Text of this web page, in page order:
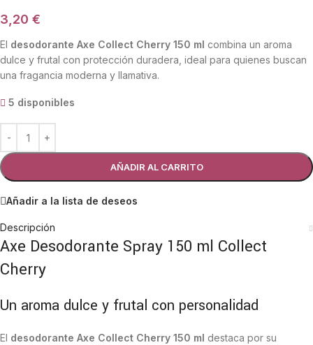
3,20 €
El desodorante Axe Collect Cherry 150 ml combina un aroma
dulce y frutal con protección duradera, ideal para quienes buscan
una fragancia moderna y llamativa.
5 disponibles
AÑADIR AL CARRITO
Añadir a la lista de deseos
Descripción
Axe Desodorante Spray 150 ml Collect
Cherry
Un aroma dulce y frutal con personalidad
El desodorante Axe Collect Cherry 150 ml destaca por su